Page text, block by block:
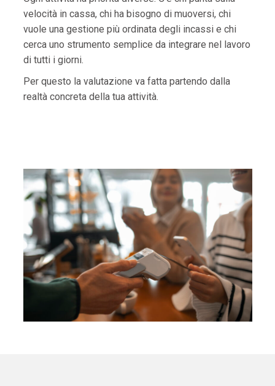
velocità in cassa, chi ha bisogno di muoversi, chi
vuole una gestione più ordinata degli incassi e chi
cerca uno strumento semplice da integrare nel lavoro
di tutti i giorni.
Per questo la valutazione va fatta partendo dalla
realtà concreta della tua attività.